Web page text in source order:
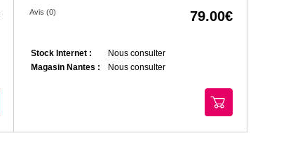
Avis (0) 79.00
Stock Internet :
Nous consulter
Magasin Nantes :
Nous consulter